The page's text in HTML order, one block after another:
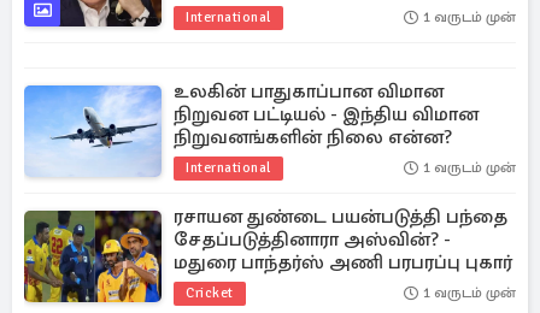
International 1 வருடம் முன்
உலகின் பாதுகாப்பான விமான
நிறுவன பட்டியல் - இந்திய விமான
நிறுவனங்களின் நிலை என்ன?
International 1 வருடம் முன்
ரசாயன துண்டை பயன்படுத்தி பந்தை
சேதப்படுத்தினாரா அஸ்வின்? -
மதுரை பாந்தர்ஸ் அணி பரபரப்பு புகார்
Cricket 1 வருடம் முன்